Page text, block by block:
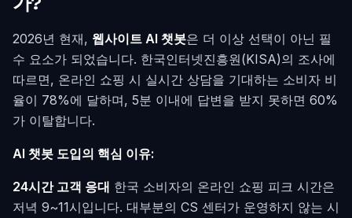
2026년 현재, 웹사이트 AI 챗봇은 더 이상 선택이 아닌 필
수 요소가 되었습니다. 한국인터넷진흥원(KISA)의 조사에
따르면, 온라인 쇼핑 시 실시간 상담을 기대하는 소비자 비
율이 78%에 달하며, 5분 이내에 답변을 받지 못하면 60%
가 이탈합니다.
AI 챗봇 도입의 핵심 이유:
24시간 고객 응대 한국 소비자의 온라인 쇼핑 피크 시간은
저녁 9~11시입니다. 대부분의 CS 센터가 운영하지 않는 시